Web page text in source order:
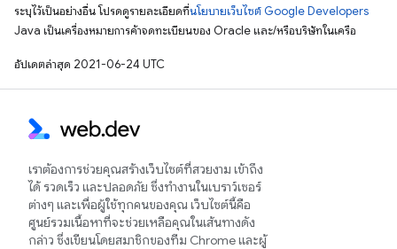
ระบุไว้เป็นอย่างอื่น โปรดดูรายละเอียดที่นโยบายเว็บไซต์ Google Developers
Java เป็นเครื่องหมายการค้าจดทะเบียนของ Oracle และ/หรือบริษัทในเครือ
อัปเดตล่าสุด 2021-06-24 UTC
เราต้องการช่วยคุณสร้างเว็บไซต์ที่สวยงาม เข้าถึง
ได้ รวดเร็ว และปลอดภัย ซึ่งทำงานในเบราว์เซอร์
ต่างๆ และเพื่อผู้ใช้ทุกคนของคุณ เว็บไซต์นี้คือ
ศูนย์รวมเนื้อหาที่จะช่วยเหลือคุณในเส้นทางดัง
กล่าว ซึ่งเขียนโดยสมาชิกของทีม Chrome และผู้